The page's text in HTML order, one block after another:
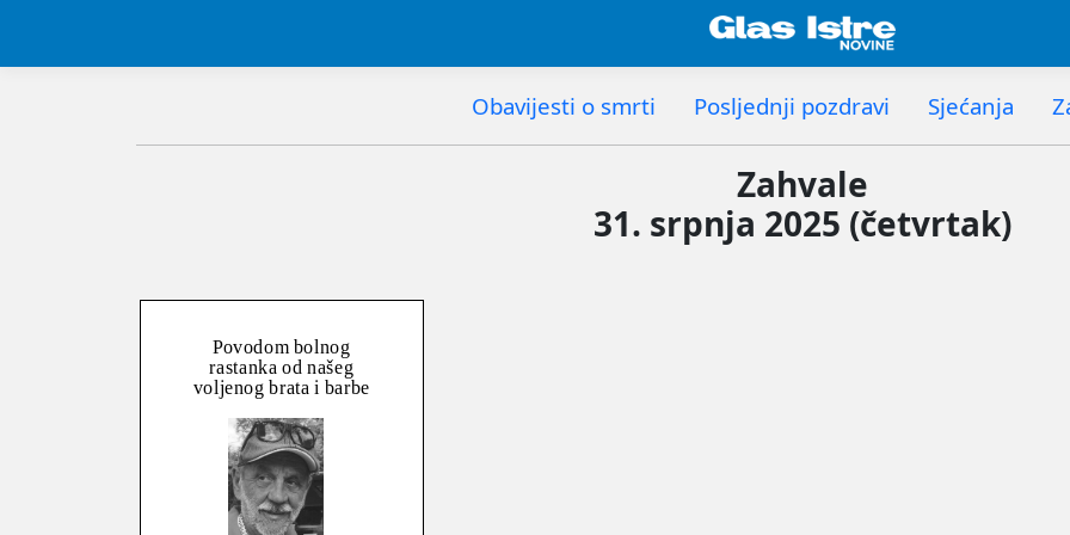
Obavijesti o smrti Posljednji pozdravi Sjećanja
Zahvale
31. srpnja 2025 (četvrtak)
Povodom bolnog
rastanka od našeg
voljenog brata i barbe